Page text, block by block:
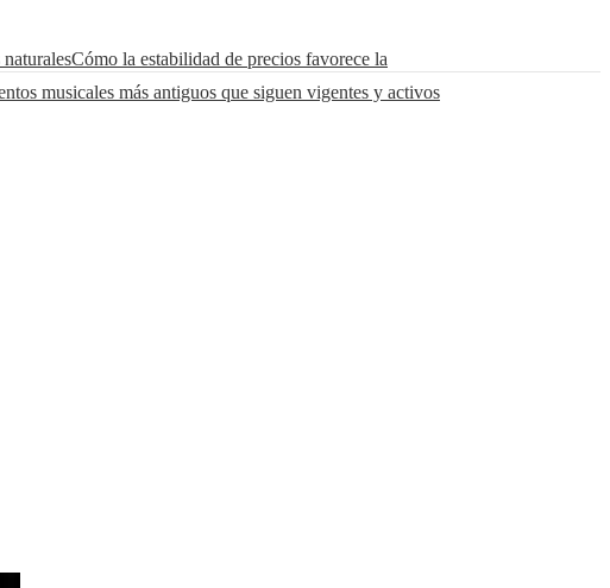
Cómo la estabilidad de precios favorece la
musicales más antiguos que siguen vigentes y activos